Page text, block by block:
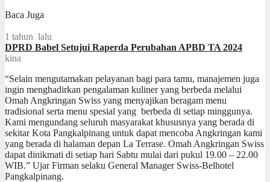
Baca Juga
1 tahun lalu
DPRD Babel Setujui Raperda Perubahan APBD TA 2024
kina
“Selain mengutamakan pelayanan bagi para tamu, manajemen juga
ingin menghadirkan pengalaman kuliner yang berbeda melalui
Omah Angkringan Swiss yang menyajikan beragam menu
tradisional serta menu spesial yang berbeda di setiap minggunya.
Kami mengundang seluruh masyarakat khususnya yang berada di
sekitar Kota Pangkalpinang untuk dapat mencoba Angkringan kami
yang berada di halaman depan La Terrase. Omah Angkringan Swiss
dapat dinikmati di setiap hari Sabtu mulai dari pukul 19.00 – 22.00
WIB.” Ujar Firman selaku General Manager Swiss-Belhotel
Pangkalpinang.